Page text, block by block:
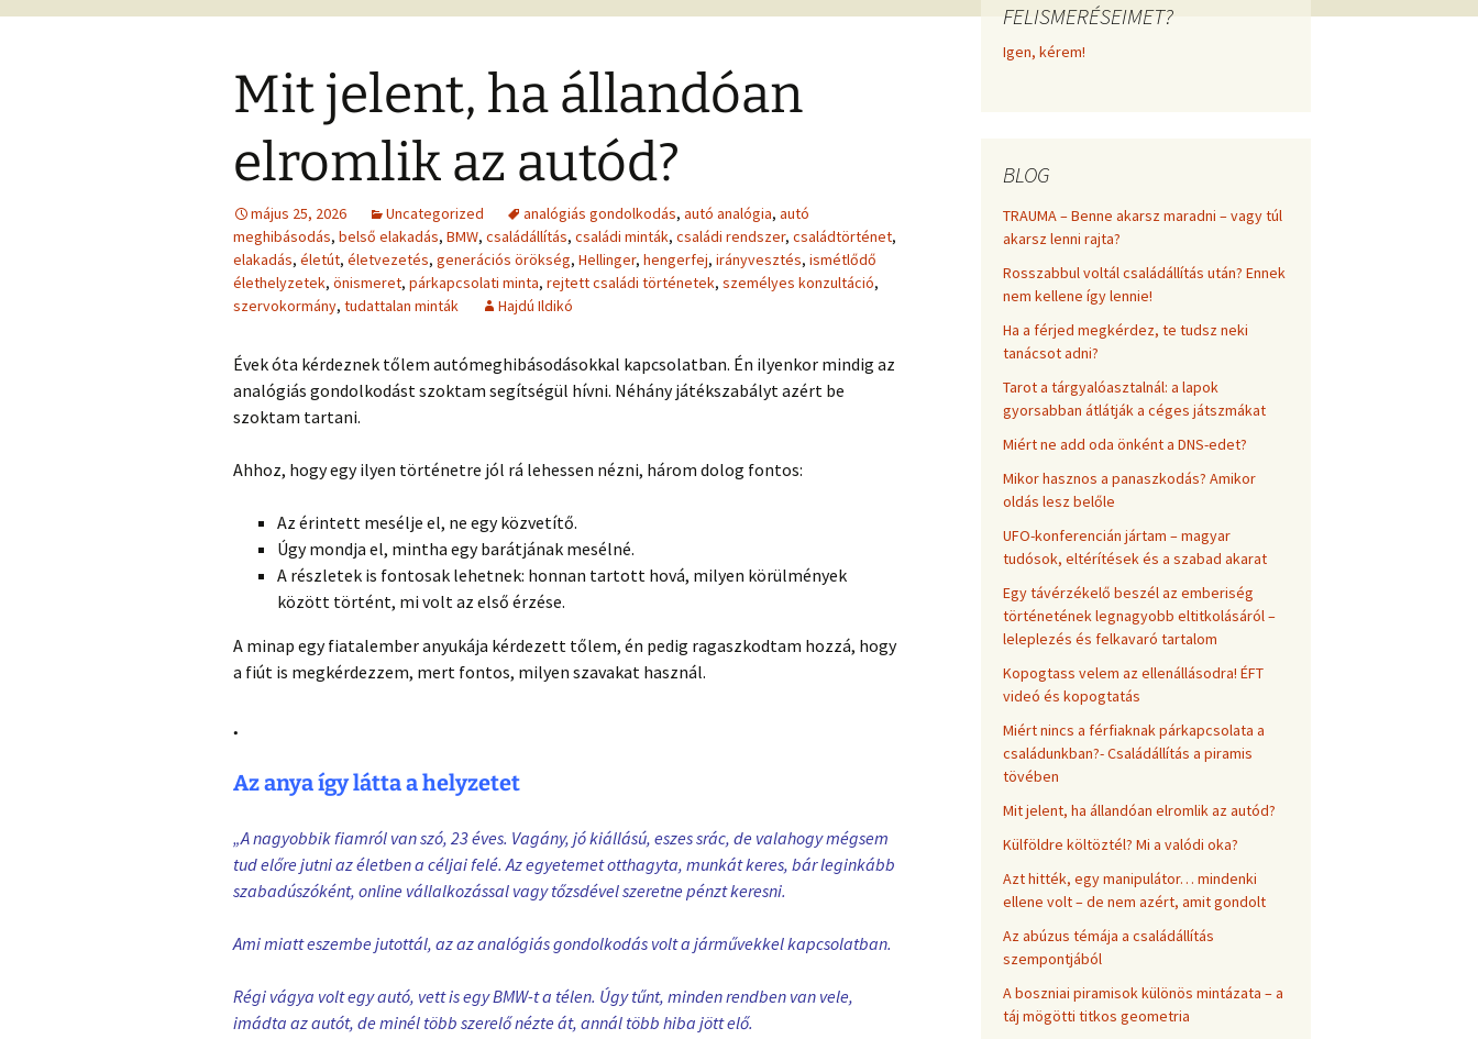
ÉFT FOGLALKOZÁS
szorongás, harag
elengedése
Kronobiológia –
tanfolyam
Kronobiológiai
számolóprogram
BYRON KATIE – 4
KÉRDÉS TANFOLYAM
korrekciója
Online is Megvásárolható
ÉFT ismeretterjesztő
Ingás Közvetítés Ingás Sorstisztítás –
esetek
ÉLETFORGATÓKÖNYV
KRONOBIOLÓGIA Kronobiológiai elemzés
rendelése
További kronobiológia
írások és videók
TAROT kártya
(sorselemzés és
problémafeltárás)
FELOLDÁS JÁTÉK
TUDATFORMATTÁLÁS
MÁTRIXENERGETIKA
BACH VIRÁGESSZENCIÁK
CONSCIOUSNESS
(hozzáférés a
tudatossághoz)
ELENGEDÉS
mesével
A saját mesém
ÉFT esetek –
tanítványoktól
Vegyes esetek
problémákra
Kronobiológiai esetek
GYEREKBAJOK
frekvenciákkal
felismeréseimet és
Általános Szerződési
Feltételek
Mit jelent, ha állandóan
elromlik az autód?
május 25, 2026 Uncategorized analógiás gondolkodás, autó analógia, autó
meghibásodás, belső elakadás, BMW, családállítás, családi minták, családi rendszer, családtörténet,
elakadás, életút, életvezetés, generációs örökség, Hellinger, hengerfej, irányvesztés, ismétlődő
élethelyzetek, önismeret, párkapcsolati minta, rejtett családi történetek, személyes konzultáció,
szervokormány, tudattalan minták Hajdú Ildikó
Évek óta kérdeznek tőlem autómeghibásodásokkal kapcsolatban. Én ilyenkor mindig az
analógiás gondolkodást szoktam segítségül hívni. Néhány játékszabályt azért be
szoktam tartani.
Ahhoz, hogy egy ilyen történetre jól rá lehessen nézni, három dolog fontos:
Az érintett mesélje el, ne egy közvetítő.
Úgy mondja el, mintha egy barátjának mesélné.
A részletek is fontosak lehetnek: honnan tartott hová, milyen körülmények
között történt, mi volt az első érzése.
A minap egy fiatalember anyukája kérdezett tőlem, én pedig ragaszkodtam hozzá, hogy
a fiút is megkérdezzem, mert fontos, milyen szavakat használ.
.
Az anya így látta a helyzetet
„A nagyobbik fiamról van szó, 23 éves. Vagány, jó kiállású, eszes srác, de valahogy mégsem
tud előre jutni az életben a céljai felé. Az egyetemet otthagyta, munkát keres, bár leginkább
szabadúszóként, online vállalkozással vagy tőzsdével szeretne pénzt keresni.
Ami miatt eszembe jutottál, az az analógiás gondolkodás volt a járművekkel kapcsolatban.
Régi vágya volt egy autó, vett is egy BMW-t a télen. Úgy tűnt, minden rendben van vele,
imádta az autót, de minél több szerelő nézte át, annál több hiba jött elő.
FELISMERÉSEIMET?
Igen, kérem!
BLOG
TRAUMA – Benne akarsz maradni – vagy túl
akarsz lenni rajta?
Rosszabbul voltál családállítás után? Ennek
nem kellene így lennie!
Ha a férjed megkérdez, te tudsz neki
tanácsot adni?
Tarot a tárgyalóasztalnál: a lapok
gyorsabban átlátják a céges játszmákat
Miért ne add oda önként a DNS-edet?
Mikor hasznos a panaszkodás? Amikor
oldás lesz belőle
UFO-konferencián jártam – magyar
tudósok, eltérítések és a szabad akarat
Egy távérzékelő beszél az emberiség
történetének legnagyobb eltitkolásáról –
leleplezés és felkavaró tartalom
Kopogtass velem az ellenállásodra! ÉFT
videó és kopogtatás
Miért nincs a férfiaknak párkapcsolata a
családunkban?- Családállítás a piramis
tövében
Mit jelent, ha állandóan elromlik az autód?
Külföldre költöztél? Mi a valódi oka?
Azt hitték, egy manipulátor… mindenki
ellene volt – de nem azért, amit gondolt
Az abúzus témája a családállítás
szempontjából
A boszniai piramisok különös mintázata – a
táj mögötti titkos geometria